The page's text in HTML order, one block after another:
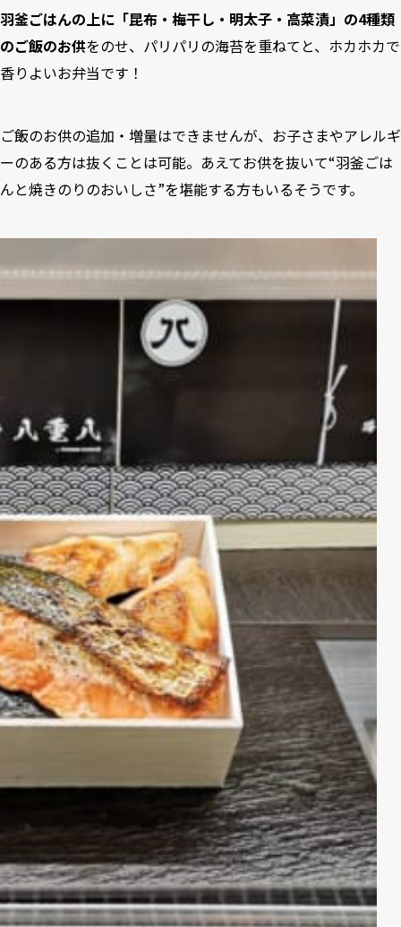
羽釜ごはんの上に「昆布・梅干し・明太子・高菜漬」の4種類
のご飯のお供をのせ、パリパリの海苔を重ねてと、ホカホカで
香りよいお弁当です！
ご飯のお供の追加・増量はできませんが、お子さまやアレルギ
ーのある方は抜くことは可能。あえてお供を抜いて“羽釜ごは
んと焼きのりのおいしさ”を堪能する方もいるそうです。